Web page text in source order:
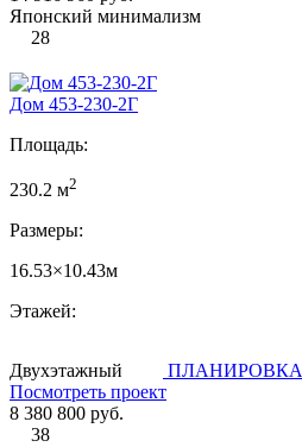
Японский минимализм
28
Дом 453-230-2Г
Площадь:
230.2 м2
Размеры:
16.53×10.43м
Этажей:
Двухэтажный
ПЛАНИРОВКА
Посмотреть проект
8 380 800 руб.
38